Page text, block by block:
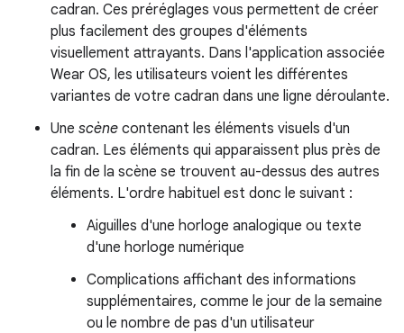
cadran. Ces préréglages vous permettent de créer
plus facilement des groupes d'éléments
visuellement attrayants. Dans l'application associée
Wear OS, les utilisateurs voient les différentes
variantes de votre cadran dans une ligne déroulante.
Une scène contenant les éléments visuels d'un
cadran. Les éléments qui apparaissent plus près de
la fin de la scène se trouvent au-dessus des autres
éléments. L'ordre habituel est donc le suivant :
Aiguilles d'une horloge analogique ou texte
d'une horloge numérique
Complications affichant des informations
supplémentaires, comme le jour de la semaine
ou le nombre de pas d'un utilisateur